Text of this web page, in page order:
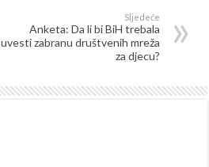
Sljedeće
Anketa: Da li bi BiH trebala
uvesti zabranu društvenih mreža
za djecu?